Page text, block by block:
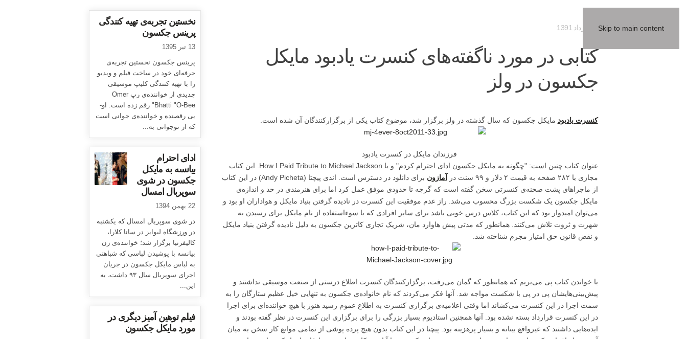
Skip to main content
کتابی در مورد ناگفته‌های کنسرت یادبود مایکل
جکسون در ولز
کنسرت یادبود مایکل جکسون که سال گذشته در ولز برگزار شد، موضوع کتاب یکی از برگزارکنندگان آن شده است.
فرزندان مایکل در کنسرت یادبود
عنوان کتاب چنین است: "چگونه به مایکل جکسون ادای احترام کردم" و یا How I Paid Tribute to Michael Jackson. این کتاب
مجازی با ۲۸۲ صفحه به قیمت ۲ دلار و ۹۹ سنت در
آمازون
برای دانلود در دسترس است. اندی پیچتا (Andy Picheta) در این کتاب
از ماجراهای پشت صحنه‌ی کنسرتی سخن گفته است که گرچه تا حدودی موفق عمل کرد اما برای هنرمندی در حد و اندازه‌ی
مایکل جکسون یک شکست بزرگ محسوب می‌شد. راز عدم موفقیت این کنسرت در نادیده گرفتن بنیاد مایکل و هواداران او بود و
می‌توان امیدوار بود که این کتاب، کلاس درس خوبی باشد برای سایر افرادی که با سوءاستفاده از نام مایکل برای رسیدن به
شهرت و ثروت تلاش می‌کنند. همانطور که مدتی پیش هاوارد مان، شریک تجاری کاترین جکسون به دلیل نادیده گرفتن بنیاد مایکل
و نقض قانون حق امتیاز مجرم شناخته شد.
با خواندن کتاب پی می‌بریم که همانطور که گمان می‌رفت، برگزارکنندگان کنسرت اطلاع درستی از صنعت موسیقی نداشتند و
پیش‌بینی‌هایشان پی در پی با شکست مواجه شد. آنها فکر می‌کردند که نام خانواده‌ی جکسون به تنهایی خیل عظیم ستارگان را به
سمت اجرا در این کنسرت می‌کشاند اما وقتی اعلامیه‌ی برگزاری کنسرت به اطلاع عموم رسید هنوز با هیچ خواننده‌ای برای اجرا
در این کنسرت قرارداد بسته نشده بود. آنها همچنین استادیوم بسیار بزرگی را برای برگزاری این کنسرت در نظر گفته بودند و
ایده‌هایی داشتند که غیرواقع بینانه و بسیار پرهزینه بود. پیچتا در این کتاب بدون هیچ پرده پوشی از تمامی موانع کار سخن به میان
نخستین تجربه‌ی تهیه کنندگی
پرینس جکسون
13 تیر 1395
پرینس جکسون نخستین تجربه‌ی
حرفه‌ای خود در ساخت فیلم و ویدیو
را با تهیه کنندگی کلیپ موسیقی
جدیدی از خواننده‌ی رپ Omer
Bhatti "O-Bee" رقم زده است. او-
بی رقصنده و خواننده‌ی جوانی است
که از نوجوانی به...
ادای احترام
بیانسه به مایکل
جکسون در شوی
سوپربال امسال
22 بهمن 1394
در شوی سوپربال امسال که یکشنبه
در ورزشگاه لیوایز در سانا کلارا،
کالیفرنیا برگزار شد؛ خواننده‌ی زن
بیانسه با پوشیدن لباسی که شباهتی
به لباس مایکل جکسون در جریان
اجرای سوپربال سال ۹۳ داشت، به
این...
فیلم توهین آمیز دیگری در
مورد مایکل جکسون